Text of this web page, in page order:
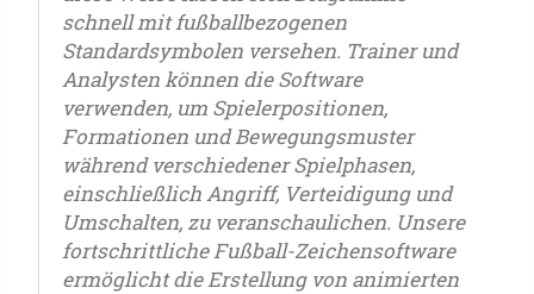
schnell mit fußballbezogenen
Standardsymbolen versehen. Trainer und
Analysten können die Software
verwenden, um Spielerpositionen,
Formationen und Bewegungsmuster
während verschiedener Spielphasen,
einschließlich Angriff, Verteidigung und
Umschalten, zu veranschaulichen. Unsere
fortschrittliche Fußball-Zeichensoftware
ermöglicht die Erstellung von animierten